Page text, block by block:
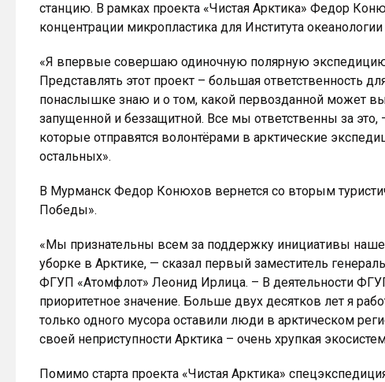
станцию. В рамках проекта «Чистая Арктика» Федор
концентрации микропластика для Института
«Я впервые совершаю одиночную полярную
Представлять этот проект – большая ответственность
понаслышке знаю и о том, какой первозданной может
запущенной и беззащитной. Все мы ответственны за
которые отправятся волонтёрами в арктические
остальных».
В Мурманск Федор Конюхов вернется со вторым
Победы».
«Мы признательны всем за поддержку инициативы
уборке в Арктике, — сказал первый заместитель
ФГУП «Атомфлот» Леонид Ирлица. – В деятельности
приоритетное значение. Больше двух десятков лет я
только одного мусора оставили люди в арктическом
своей неприступности Арктика – очень хрупкая
Помимо старта проекта «Чистая Арктика»